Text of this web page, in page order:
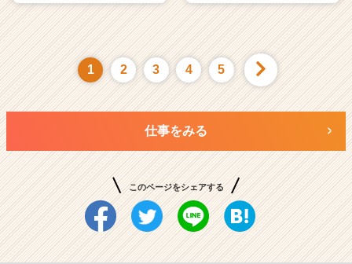
1 2 3 4 5
仕事をみる
このページをシェアする